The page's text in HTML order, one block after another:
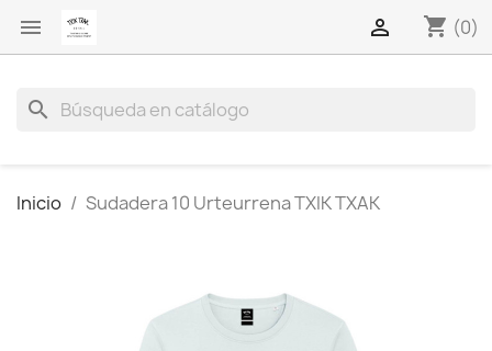
 shopping_cart (0)

search
Inicio Sudadera 10 Urteurrena TXIK TXAK